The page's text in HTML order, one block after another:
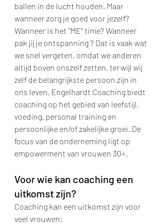
ballen in de lucht houden. Maar
wanneer zorg je goed voor jezelf?
Wanneer is het “ME” time? Wanneer
pak jij je ontspanning ? Dat is vaak wat
we snel vergeten, omdat we anderen
altijd boven onszelf zetten, terwijl wij
zelf de belangrijkste persoon zijn in
ons leven. Engelhardt Coaching biedt
coaching op het gebied van leefstijl,
voeding, personal training en
persoonlijke en/of zakelijke groei. De
focus van de onderneming ligt op
empowerment van vrouwen 30+.
Voor wie kan coaching een
uitkomst zijn?
Coaching kan een uitkomst zijn voor
veel vrouwen;